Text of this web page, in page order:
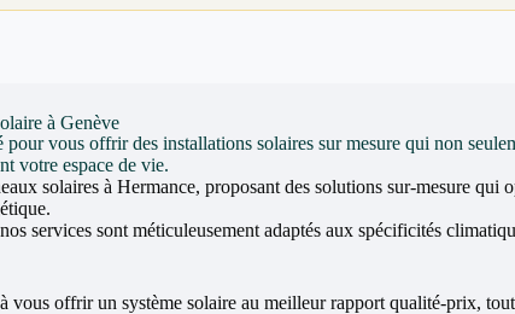
à Genève
vous offrir des installations solaires sur mesure qui non
votre espace de vie.
solaires à Hermance, proposant des solutions sur-mesure qui
services sont méticuleusement adaptés aux spécificités
vous offrir un système solaire au meilleur rapport qualité-prix,